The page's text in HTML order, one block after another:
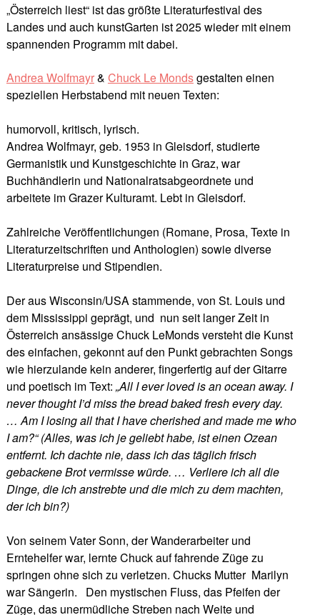
„Österreich liest“ ist das größte Literaturfestival des
Landes und auch kunstGarten ist 2025 wieder mit einem
spannenden Programm mit dabei.
Andrea Wolfmayr& Chuck Le Mondsgestalten einen
speziellen Herbstabend mit neuen Texten:
humorvoll, kritisch, lyrisch.
Andrea Wolfmayr, geb. 1953 in Gleisdorf, studierte
Germanistik und Kunstgeschichte in Graz, war
Buchhändlerin und Nationalratsabgeordnete und
arbeitete im Grazer Kulturamt. Lebt in Gleisdorf.
Zahlreiche Veröffentlichungen (Romane, Prosa, Texte in
Literaturzeitschriften und Anthologien) sowie diverse
Literaturpreise und Stipendien.
Der aus Wisconsin/USA stammende, von St. Louis und
dem Mississippi geprägt, und nun seit langer Zeit in
Österreich ansässige Chuck LeMonds versteht die Kunst
des einfachen, gekonnt auf den Punkt gebrachten Songs
wie hierzulande kein anderer, fingerfertig auf der Gitarre
und poetisch im Text: „All I ever loved is an ocean away. I
never thought I’d miss the bread baked fresh every day.
… Am I losing all that I have cherished and made me who
I am?“ (Alles, was ich je geliebt habe, ist einen Ozean
entfernt. Ich dachte nie, dass ich das täglich frisch
gebackene Brot vermisse würde. … Verliere ich all die
Dinge, die ich anstrebte und die mich zu dem machten,
der ich bin?)
Von seinem Vater Sonn, der Wanderarbeiter und
Erntehelfer war, lernte Chuck auf fahrende Züge zu
springen ohne sich zu verletzen. Chucks Mutter Marilyn
war Sängerin. Den mystischen Fluss, das Pfeifen der
Züge, das unermüdliche Streben nach Weite und